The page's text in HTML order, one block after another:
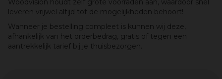
leveren vrijwel altijd tot de mogelijkheden behoort!
Wanneer je bestelling compleet is kunnen wij deze,
afhankelijk van het orderbedrag, gratis of tegen een
aantrekkelijk tarief bij je thuisbezorgen.